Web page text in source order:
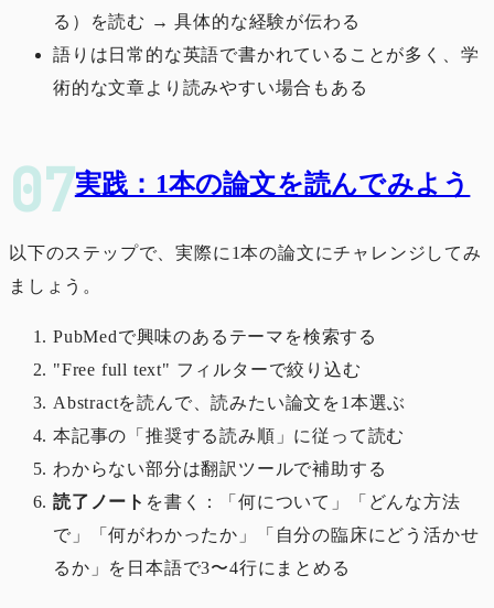
る）を読む → 具体的な経験が伝わる
語りは日常的な英語で書かれていることが多く、学
術的な文章より読みやすい場合もある
実践：1本の論文を読んでみよう
以下のステップで、実際に1本の論文にチャレンジしてみ
ましょう。
PubMedで興味のあるテーマを検索する
"Free full text" フィルターで絞り込む
Abstractを読んで、読みたい論文を1本選ぶ
本記事の「推奨する読み順」に従って読む
わからない部分は翻訳ツールで補助する
読了ノート を書く：「何について」「どんな方法
で」「何がわかったか」「自分の臨床にどう活かせ
るか」を日本語で3〜4行にまとめる